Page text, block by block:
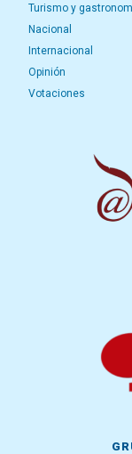
Turismo y
Nacional
Internacional
Opinión
Votaciones